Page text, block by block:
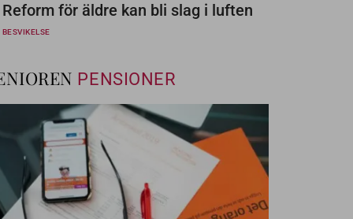
Reform för äldre kan bli slag i luften
BESVIKELSE
PENSIONER